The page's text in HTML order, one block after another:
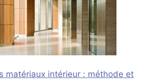
matériaux intérieur : méthode et